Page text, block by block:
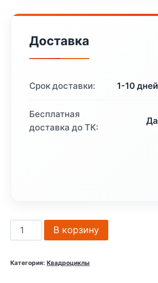
Доставка
Срок доставки: 1-10 дней
Бесплатная
доставка до ТК:
Да
Количество
товара
DAZZLE
В корзину
Категория: Квадроциклы